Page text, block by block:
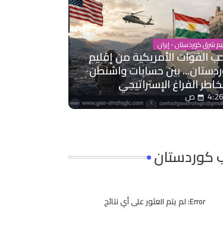
شرق كوردستان - إيران
القوات الأمريكية من إقليم
بين حسابات واشنطن
الفراغ الإستراتيجي
ص
كوردستان
Error: لم يتم العثور على أي نتائج